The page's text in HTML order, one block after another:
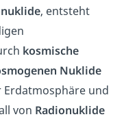
, entsteht
kosmische
Nuklide
und
von Radionuklide